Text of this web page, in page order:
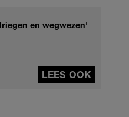
en wegwezen'
LEES OOK